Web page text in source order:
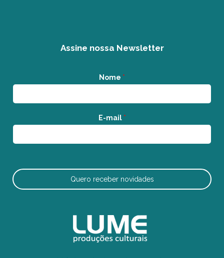
Assine nossa Newsletter
Nome *
E-mail *
Quero receber novidades